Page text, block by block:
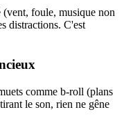
(vent, foule, musique non
distractions. C'est
comme b-roll (plans
le son, rien ne gêne